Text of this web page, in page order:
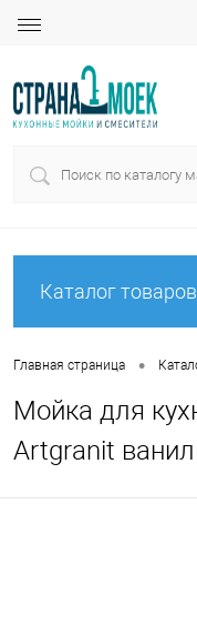
Каталог товаров
Главная страница •
Мойка для
Artgranit